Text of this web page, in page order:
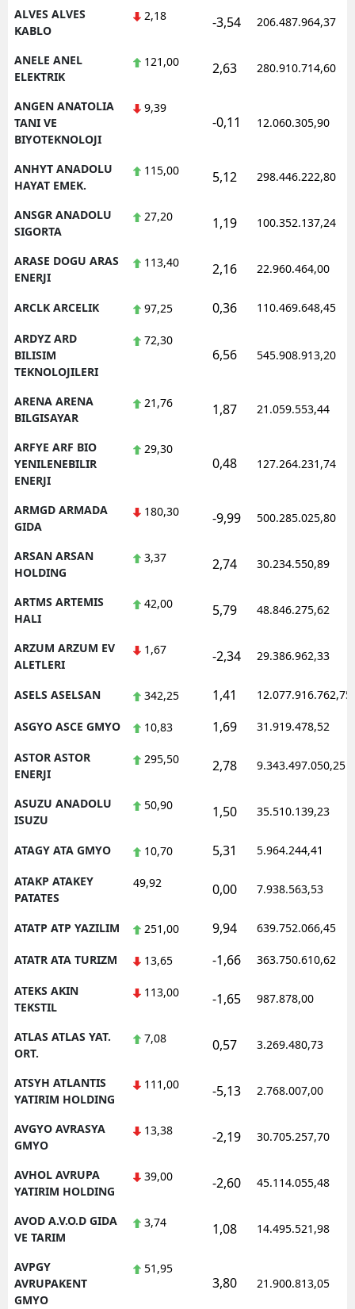
Yalova
Karabük
Osmaniye
ALVES ALVES
KABLO
2,18 -3,54 206.487.964,37
ANELE ANEL
ELEKTRIK
121,00 2,63 280.910.714,60
ANGEN ANATOLIA
TANI VE
BIYOTEKNOLOJI
9,39
-0,11 12.060.305,90
ANHYT ANADOLU
HAYAT EMEK.
115,00 5,12 298.446.222,80
ANSGR ANADOLU
SIGORTA
27,20 1,19 100.352.137,24
ARASE DOGU ARAS
ENERJI
113,40 2,16 22.960.464,00
ARCLK ARCELIK 97,25 0,36 110.469.648,45
ARDYZ ARD
BILISIM
TEKNOLOJILERI
72,30
6,56 545.908.913,20
ARENA ARENA
BILGISAYAR
21,76 1,87 21.059.553,44
ARFYE ARF BIO
YENILENEBILIR
ENERJI
29,30
0,48 127.264.231,74
ARMGD ARMADA
GIDA
180,30 -9,99 500.285.025,80
ARSAN ARSAN
HOLDING
3,37 2,74 30.234.550,89
ARTMS ARTEMIS
HALI
42,00 5,79 48.846.275,62
ARZUM ARZUM EV
ALETLERI
1,67 -2,34 29.386.962,33
ASELS ASELSAN 342,25 1,41 12.077.916.762,75
ASGYO ASCE GMYO 10,83 1,69 31.919.478,52
ASTOR ASTOR
ENERJI
295,50 2,78 9.343.497.050,25
ASUZU ANADOLU
ISUZU
50,90 1,50 35.510.139,23
ATAGY ATA GMYO 10,70 5,31 5.964.244,41
ATAKP ATAKEY
PATATES
49,92 0,00 7.938.563,53
ATATP ATP YAZILIM 251,00 9,94 639.752.066,45
ATATR ATA TURIZM 13,65 -1,66 363.750.610,62
ATEKS AKIN
TEKSTIL
113,00 -1,65 987.878,00
ATLAS ATLAS YAT.
ORT.
7,08 0,57 3.269.480,73
ATSYH ATLANTIS
YATIRIM HOLDING
111,00 -5,13 2.768.007,00
AVGYO AVRASYA
GMYO
13,38 -2,19 30.705.257,70
AVHOL AVRUPA
YATIRIM HOLDING
39,00 -2,60 45.114.055,48
AVOD A.V.O.D GIDA
VE TARIM
3,74 1,08 14.495.521,98
AVPGY
AVRUPAKENT
GMYO
51,95
3,80 21.900.813,05